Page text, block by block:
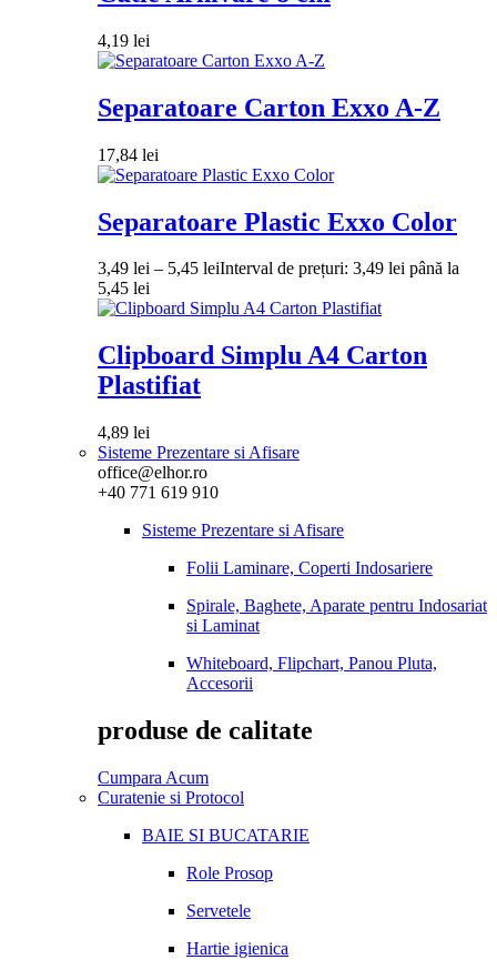
4,19 lei
Separatoare Carton Exxo A-Z
17,84 lei
Separatoare Plastic Exxo Color
3,49 lei – 5,45 leiInterval de prețuri: 3,49 lei până la
5,45 lei
Clipboard Simplu A4 Carton
Plastifiat
4,89 lei
Sisteme Prezentare si Afisare
office@elhor.ro
+40 771 619 910
Sisteme Prezentare si Afisare
Folii Laminare, Coperti Indosariere
Spirale, Baghete, Aparate pentru Indosariat
si Laminat
Whiteboard, Flipchart, Panou Pluta,
Accesorii
produse de calitate
Cumpara Acum
Curatenie si Protocol
BAIE SI BUCATARIE
Role Prosop
Servetele
Hartie igienica